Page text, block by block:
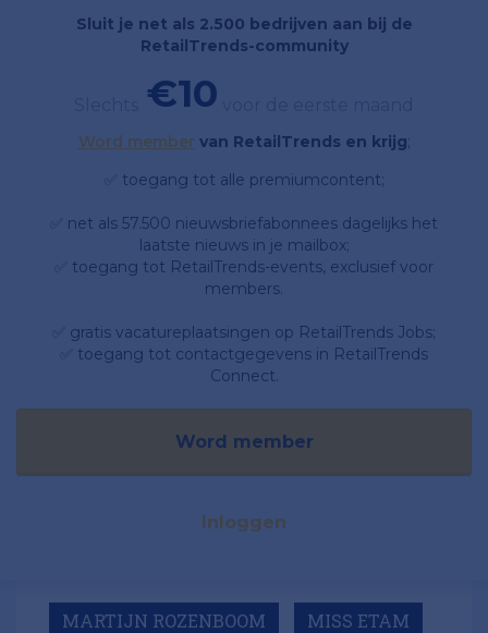
Sluit je net als 2.500 bedrijven aan bij de
RetailTrends-community
€10
Word member van RetailTrends en krijg;
✅ toegang tot alle premiumcontent;
✅ net als 57.500 nieuwsbriefabonnees dagelijks het
laatste nieuws in je mailbox;
✅ toegang tot RetailTrends-events, exclusief voor
members.
✅ gratis vacatureplaatsingen op RetailTrends Jobs;
✅ toegang tot contactgegevens in RetailTrends
Connect.
Word member
Inloggen
MARTIJN ROZENBOOM MISS ETAM